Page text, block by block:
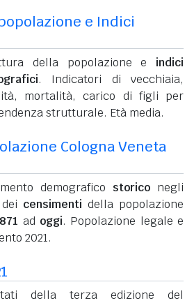
e Indici
della popolazione e indici
. Indicatori di vecchiaia,
mortalità, carico di figli per
strutturale. Età media.
Cologna Veneta
demografico storico negli
censimenti della popolazione
ad oggi. Popolazione legale e
2021.
della terza edizione del